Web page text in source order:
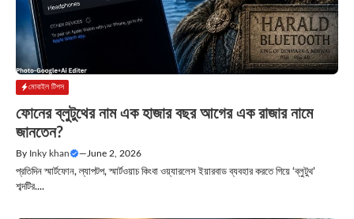
মোবাইল টিপস
ফোনের ব্লুটুথের নাম এক হাজার বছর আগের এক রাজার নামে
জানতেন?
By Inky khan — June 2, 2026
প্রতিদিন স্মার্টফোন, ল্যাপটপ, স্মার্টওয়াচ কিংবা ওয়্যারলেস ইয়ারবাড ব্যবহার করতে গিয়ে ‘ব্লুটুথ’
শব্দটির....